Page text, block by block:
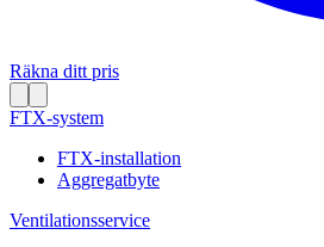
Räkna ditt pris
FTX-system
FTX-installation
Aggregatbyte
Ventilationsservice